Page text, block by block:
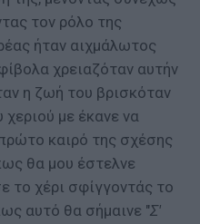
τον ρόλο της
ήταν αιχμάλωτος
χρειαζόταν αυτήν
η ζωή του βρισκόταν
με έκανε να
καιρό της σχέσης
θα μου έστελνε
το χέρι σφίγγοντάς το
αυτό θα σήμαινε "Σ'